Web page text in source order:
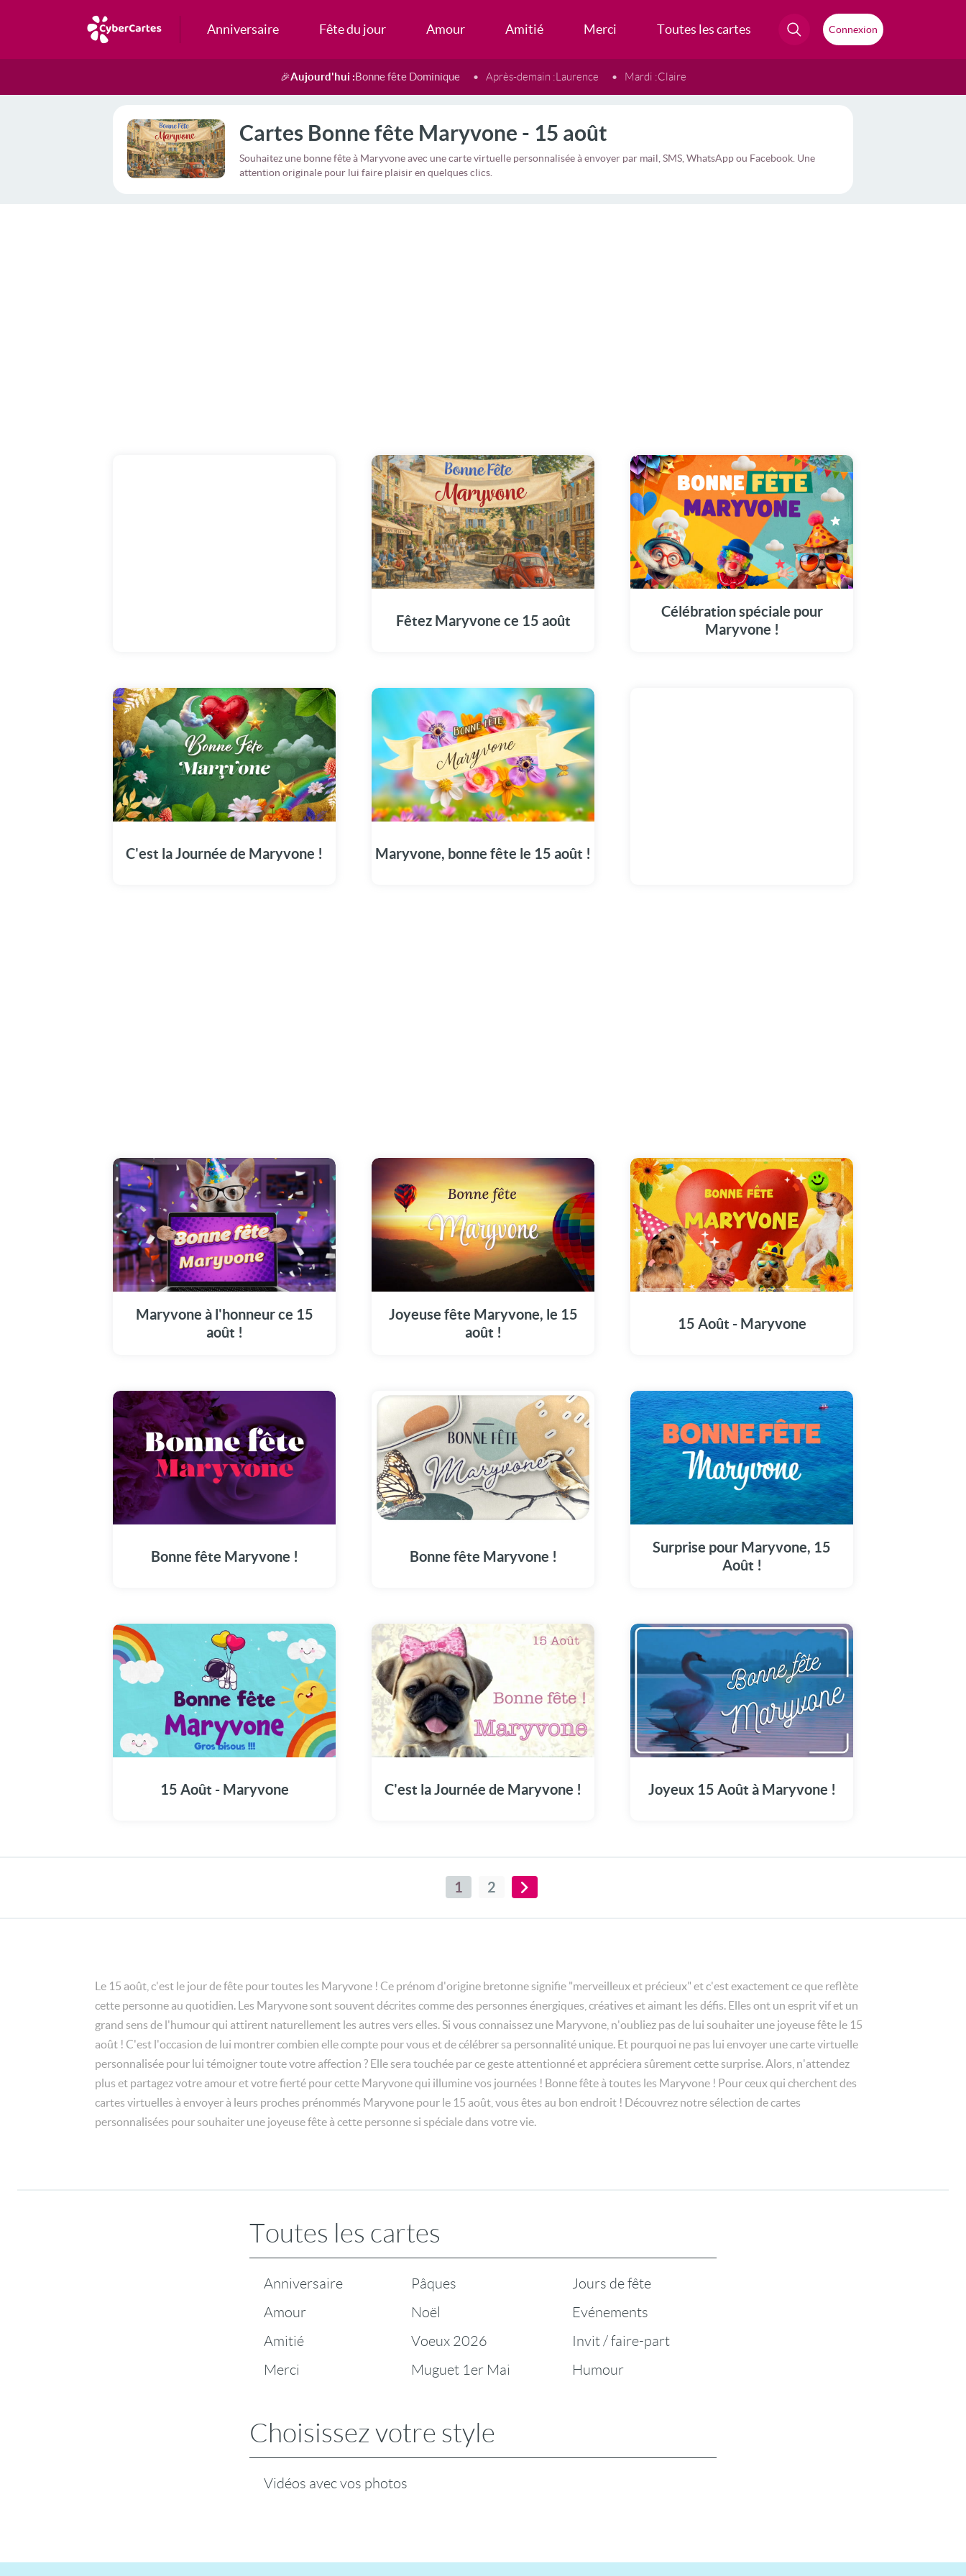
Anniversaire Fête du jour Amour Amitié Merci Toutes les cartes Connexion
🎉Aujourd'hui :Bonne fête Dominique Après-demain :Laurence Mardi :Claire
Cartes Bonne fête Maryvone - 15 août
Souhaitez une bonne fête à Maryvone avec une carte virtuelle personnalisée à envoyer par mail, SMS, WhatsApp ou Facebook. Une
attention originale pour lui faire plaisir en quelques clics.
Fêtez Maryvone ce 15 août
Illuminez la journée de Maryvone avec notre
Célébration spéciale pour
Maryvone !
Faites du 15 août un moment mémorable
C'est la Journée de Maryvone !
Faites du 15 août un moment mémorable
Maryvone, bonne fête le 15 août !
Le 15 août, joignez-vous à la fête en
Maryvone à l'honneur ce 15
août !
Une carte vidéo unique pour célébrer
15 août.
Joyeuse fête Maryvone, le 15
août !
Une carte unique pour commémorer la fête
15 Août - Maryvone
Sublimez le 15 Août de Maryvone avec notre
Bonne fête Maryvone !
Partagez les festivités du 15 Août en dédiant
Bonne fête Maryvone !
Faites du 15 Août un moment mémorable
Surprise pour Maryvone, 15
Août !
Rejoignez-nous pour fêter Maryvone avec
15 Août - Maryvone
Partagez les festivités du 15 Août en dédiant
C'est la Journée de Maryvone !
Une carte unique pour commémorer la fête
Joyeux 15 Août à Maryvone !
Offrez à Maryvone cette vidéo émotion pour
1 2
Le 15 août, c'est le jour de fête pour toutes les Maryvone ! Ce prénom d'origine bretonne signifie "merveilleux et précieux" et c'est exactement ce que reflète
cette personne au quotidien. Les Maryvone sont souvent décrites comme des personnes énergiques, créatives et aimant les défis. Elles ont un esprit vif et un
grand sens de l'humour qui attirent naturellement les autres vers elles. Si vous connaissez une Maryvone, n'oubliez pas de lui souhaiter une joyeuse fête le 15
août ! C'est l'occasion de lui montrer combien elle compte pour vous et de célébrer sa personnalité unique. Et pourquoi ne pas lui envoyer une carte virtuelle
personnalisée pour lui témoigner toute votre affection ? Elle sera touchée par ce geste attentionné et appréciera sûrement cette surprise. Alors, n'attendez
plus et partagez votre amour et votre fierté pour cette Maryvone qui illumine vos journées ! Bonne fête à toutes les Maryvone ! Pour ceux qui cherchent des
cartes virtuelles à envoyer à leurs proches prénommés Maryvone pour le 15 août, vous êtes au bon endroit ! Découvrez notre sélection de cartes
personnalisées pour souhaiter une joyeuse fête à cette personne si spéciale dans votre vie.
Toutes les cartes
Anniversaire
Amour
Amitié
Merci
Pâques
Noël
Voeux 2026
Muguet 1er Mai
Jours de fête
Evénements
Invit / faire-part
Humour
Choisissez votre style
Vidéos avec vos photos